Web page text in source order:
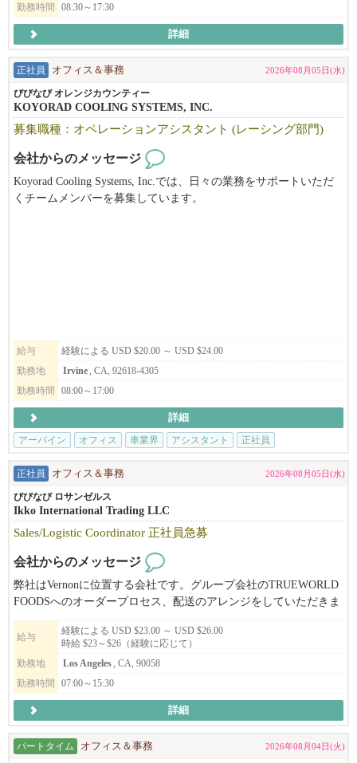
未経験の方も、意欲があれば研修を行います。
勤務時間
08:30～17:30
詳細
正社員 オフィス＆事務 2026年08月05日(水)
びびなび オレンジカウンティー
KOYORAD COOLING SYSTEMS, INC.
募集職種：オペレーションアシスタント (レーシング部門)
会社からのメッセージ
Koyorad Cooling Systems, Inc.では、日々の業務をサポートいただ
くチームメンバーを募集しています。
給与
経験による USD $20.00 ～ USD $24.00
勤務地
Irvine, CA, 92618-4305
勤務時間
08:00～17:00
詳細
アーバイン
オフィス 車業界 アシスタント 正社員
正社員 オフィス＆事務 2026年08月05日(水)
びびなび ロサンゼルス
Ikko International Trading LLC
Sales/Logistic Coordinator 正社員急募
会社からのメッセージ
弊社はVernonに位置する会社です。グループ会社のTRUEWORLD
FOODSへのオーダープロセス、配送のアレンジをしていただきま
す。
未経験者でも大丈夫です。明るくやる気があってCommunication力
のある方を募集します。
給与
経験による USD $23.00 ～ USD $26.00
時給 $23～$26（経験に応じて）
勤務地
Los Angeles, CA, 90058
勤務時間
07:00～15:30
詳細
パートタイム オフィス＆事務 2026年08月04日(火)